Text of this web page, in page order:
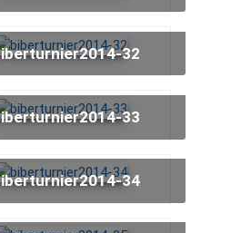
biberturnier2014-32
biberturnier2014-33
biberturnier2014-34